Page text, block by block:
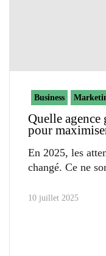
Business
Quelle agence
pour
En 2025, les
changé. Ce ne
10 juillet 2025